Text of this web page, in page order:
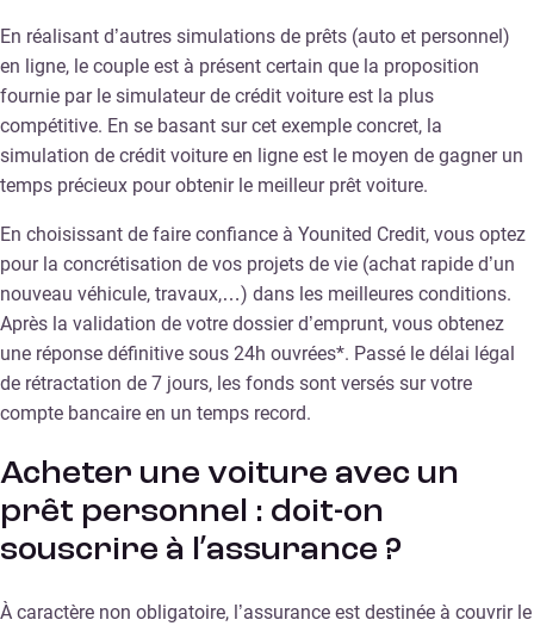
En réalisant d’autres simulations de prêts (auto et personnel)
en ligne, le couple est à présent certain que la proposition
fournie par le simulateur de crédit voiture est la plus
compétitive. En se basant sur cet exemple concret, la
simulation de crédit voiture en ligne est le moyen de gagner un
temps précieux pour obtenir le meilleur prêt voiture.
En choisissant de faire confiance à Younited Credit, vous optez
pour la concrétisation de vos projets de vie (achat rapide d’un
nouveau véhicule, travaux,…) dans les meilleures conditions.
Après la validation de votre dossier d’emprunt, vous obtenez
une réponse définitive sous 24h ouvrées*. Passé le délai légal
de rétractation de 7 jours, les fonds sont versés sur votre
compte bancaire en un temps record.
Acheter une voiture avec un
prêt personnel : doit-on
souscrire à l’assurance ?
À caractère non obligatoire, l’assurance est destinée à couvrir le